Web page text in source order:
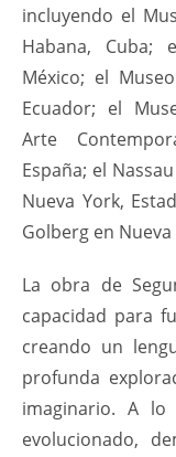
incluyendo el
Habana, Cuba;
México; el
Ecuador; el
Arte
España; el
Nueva York,
Golberg en
La obra de
capacidad para
creando un
profunda
imaginario. A
evolucionado,